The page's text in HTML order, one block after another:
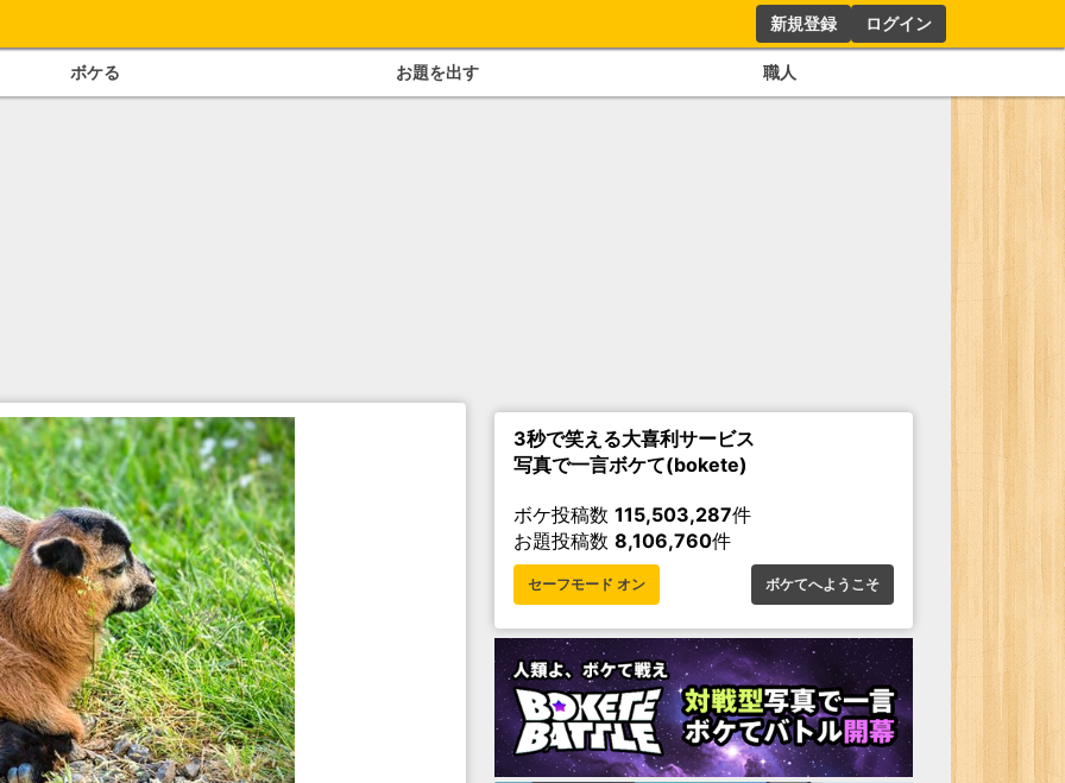
新規登録 ログイン
ボケる お題を出す 職人
3秒で笑える大喜利サービス
写真で一言ボケて(bokete)
ボケ投稿数 115,503,287件
お題投稿数 8,106,760件
セーフモード オン ボケてへようこそ